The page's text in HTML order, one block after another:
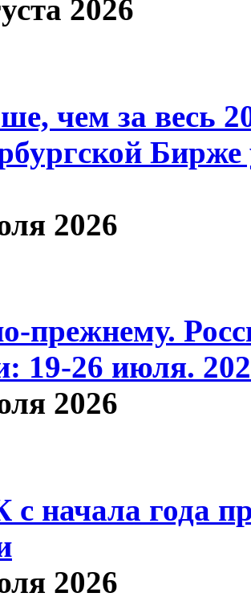
2026
чем за весь
2026
прежнему.
19-26 июля.
2026
начала года
2026